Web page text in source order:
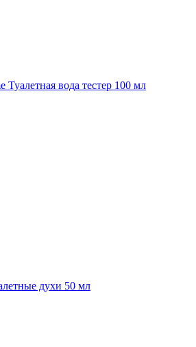
вода тестер 100 мл
духи 50 мл